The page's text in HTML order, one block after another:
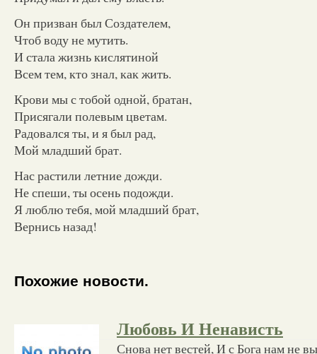
Он призван был Создателем,
Чтоб воду не мутить.
И стала жизнь кислятиной
Всем тем, кто знал, как жить.
Крови мы с тобой одной, братан,
Присягали полевым цветам.
Радовался ты, и я был рад,
Мой младший брат.
Нас растили летние дожди.
Не спеши, ты осень подожди.
Я люблю тебя, мой младший брат,
Вернись назад!
Похожие новости.
Любовь И Ненависть
Снова нет вестей, И с Бога нам не